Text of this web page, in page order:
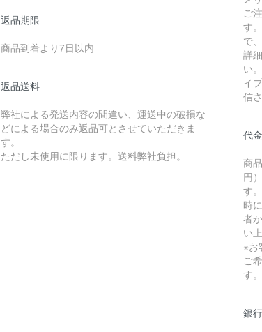
返品期限
商品到着より7日以内
返品送料
弊社による発送内容の間違い、運送中の破損な
どによる場合のみ返品可とさせていただきま
す。
ただし未使用に限ります。送料弊社負担。
ご
す
で
詳
い。
イ
信
代
商
円
す
時
者
い
※お
ご
す。
銀